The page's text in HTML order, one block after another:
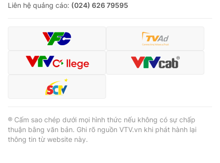
Liên hệ quảng cáo: (024) 626 79595
® Cấm sao chép dưới mọi hình thức nếu không có sự chấp
thuận bằng văn bản. Ghi rõ nguồn VTV.vn khi phát hành lại
thông tin từ website này.